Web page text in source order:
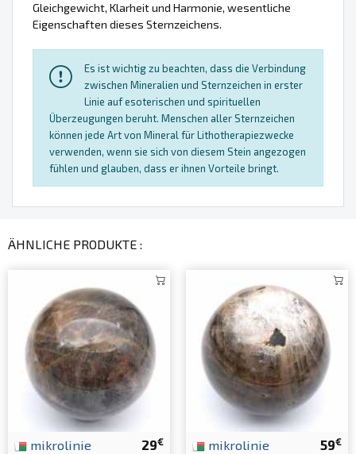
Gleichgewicht, Klarheit und Harmonie, wesentliche
Eigenschaften dieses Sternzeichens.
Es ist wichtig zu beachten, dass die Verbindung
zwischen Mineralien und Sternzeichen in erster
Linie auf esoterischen und spirituellen
Überzeugungen beruht. Menschen aller Sternzeichen
können jede Art von Mineral für Lithotherapiezwecke
verwenden, wenn sie sich von diesem Stein angezogen
fühlen und glauben, dass er ihnen Vorteile bringt.
ÄHNLICHE PRODUKTE :
29€
mikrolinie 59€
mikrolinie